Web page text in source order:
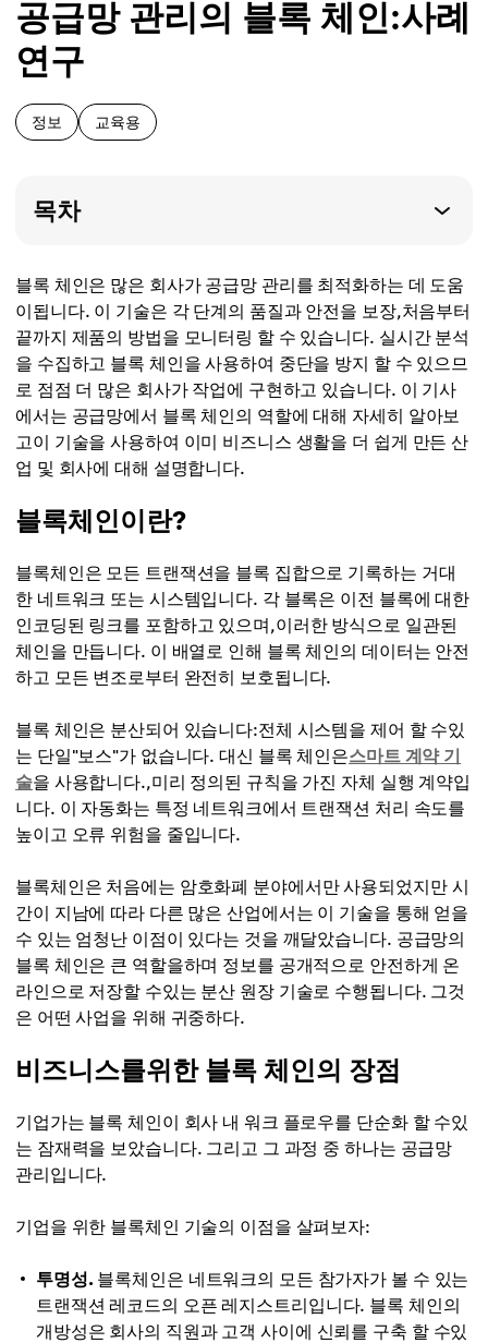
공급망 관리의 블록 체인:사례
연구
정보 교육용
목차
블록 체인은 많은 회사가 공급망 관리를 최적화하는 데 도움
이됩니다. 이 기술은 각 단계의 품질과 안전을 보장,처음부터
끝까지 제품의 방법을 모니터링 할 수 있습니다. 실시간 분석
을 수집하고 블록 체인을 사용하여 중단을 방지 할 수 있으므
로 점점 더 많은 회사가 작업에 구현하고 있습니다. 이 기사
에서는 공급망에서 블록 체인의 역할에 대해 자세히 알아보
고이 기술을 사용하여 이미 비즈니스 생활을 더 쉽게 만든 산
업 및 회사에 대해 설명합니다.
블록체인이란?
블록체인은 모든 트랜잭션을 블록 집합으로 기록하는 거대
한 네트워크 또는 시스템입니다. 각 블록은 이전 블록에 대한
인코딩된 링크를 포함하고 있으며,이러한 방식으로 일관된
체인을 만듭니다. 이 배열로 인해 블록 체인의 데이터는 안전
하고 모든 변조로부터 완전히 보호됩니다.
블록 체인은 분산되어 있습니다:전체 시스템을 제어 할 수있
는 단일"보스"가 없습니다. 대신 블록 체인은스마트 계약 기
술을 사용합니다.,미리 정의된 규칙을 가진 자체 실행 계약입
니다. 이 자동화는 특정 네트워크에서 트랜잭션 처리 속도를
높이고 오류 위험을 줄입니다.
블록체인은 처음에는 암호화폐 분야에서만 사용되었지만 시
간이 지남에 따라 다른 많은 산업에서는 이 기술을 통해 얻을
수 있는 엄청난 이점이 있다는 것을 깨달았습니다. 공급망의
블록 체인은 큰 역할을하며 정보를 공개적으로 안전하게 온
라인으로 저장할 수있는 분산 원장 기술로 수행됩니다. 그것
은 어떤 사업을 위해 귀중하다.
비즈니스를위한 블록 체인의 장점
기업가는 블록 체인이 회사 내 워크 플로우를 단순화 할 수있
는 잠재력을 보았습니다. 그리고 그 과정 중 하나는 공급망
관리입니다.
기업을 위한 블록체인 기술의 이점을 살펴보자:
투명성. 블록체인은 네트워크의 모든 참가자가 볼 수 있는
트랜잭션 레코드의 오픈 레지스트리입니다. 블록 체인의
개방성은 회사의 직원과 고객 사이에 신뢰를 구축 할 수있